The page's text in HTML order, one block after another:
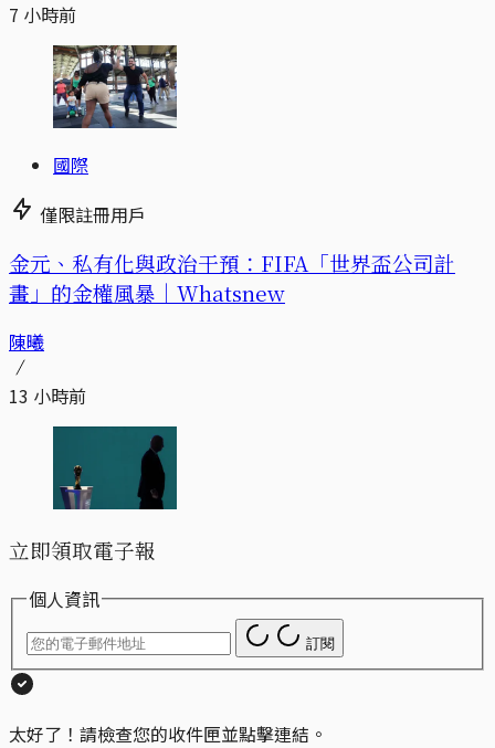
7 小時前
國際
僅限註冊用戶
金元、私有化與政治干預：FIFA「世界盃公司計
畫」的金權風暴｜Whatsnew
陳曦
13 小時前
立即領取電子報
個人資訊
訂閱
太好了！請檢查您的收件匣並點擊連結。